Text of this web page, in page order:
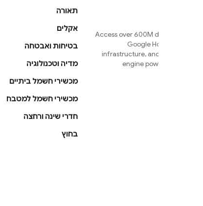
Access over 600M devices, hubs for
Google Home and Matter
infrastructure, and an automation
engine powered by Google
תאורה
אקלים
בטיחות ואבטחה
מדיה וטכנולוגיה
מכשירי חשמל ביתיים
מכשירי חשמל למטבח
חדרי שינה ורחצה
בחוץ